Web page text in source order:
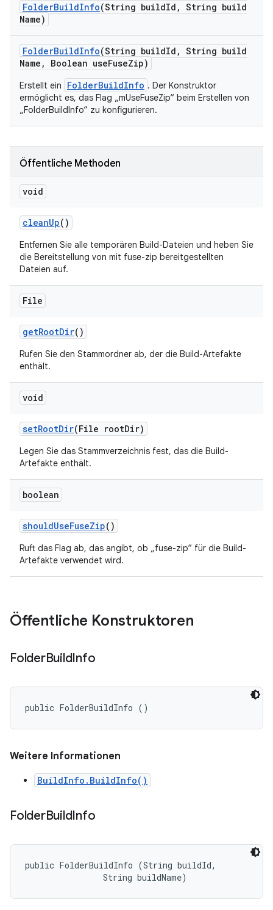
FolderBuildInfo(String buildId , String build
Name)
FolderBuildInfo(String buildId , String build
Name , Boolean useFuseZip)
Erstellt ein FolderBuildInfo . Der Konstruktor
ermöglicht es, das Flag „mUseFuseZip“ beim Erstellen von
„FolderBuildInfo“ zu konfigurieren.
Öffentliche Methoden
void
cleanUp()
Entfernen Sie alle temporären Build-Dateien und heben Sie
die Bereitstellung von mit fuse-zip bereitgestellten
Dateien auf.
File
getRootDir()
Rufen Sie den Stammordner ab, der die Build-Artefakte
enthält.
void
setRootDir(File rootDir)
Legen Sie das Stammverzeichnis fest, das die Build-
Artefakte enthält.
boolean
shouldUseFuseZip()
Ruft das Flag ab, das angibt, ob „fuse-zip“ für die Build-
Artefakte verwendet wird.
Öffentliche Konstruktoren
FolderBuildInfo
public FolderBuildInfo ()
Weitere Informationen
BuildInfo.BuildInfo()
FolderBuildInfo
public FolderBuildInfo (String buildId,
                String buildName)